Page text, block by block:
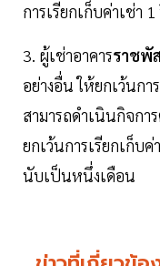
การเรียกเก็บค่าเช่า
3. ผู้เช่าอาคารราชพั
อย่างอื่น ให้ยกเว้นกา
สามารถดำเนินกิจกา
ยกเว้นการเรียกเก็บ
นับเป็นหนึ่งเดือน